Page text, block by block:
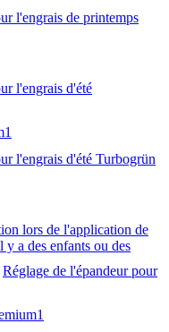
l'engrais de printemps
l'engrais d'été
1
l'engrais d'été Turbogrün
lors de l'application de
a des enfants ou des
Réglage de l'épandeur pour
1